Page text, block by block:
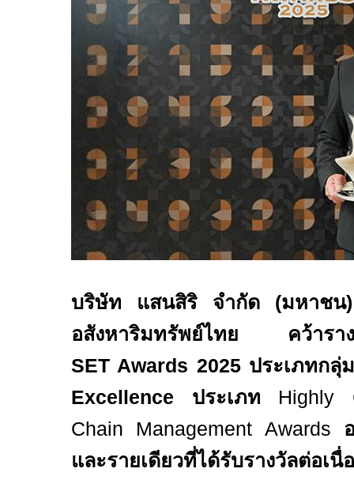
บริษัท แสนสิริ จำกัด (มหาช
อสังหาริมทรัพย์ไทย คว้าราง
SET Awards 2025ประเภทกลุ่
Excellence ประเภท Highly
Chain Management Awards
และรายเดียวที่ได้รับรางวัลต่อเ